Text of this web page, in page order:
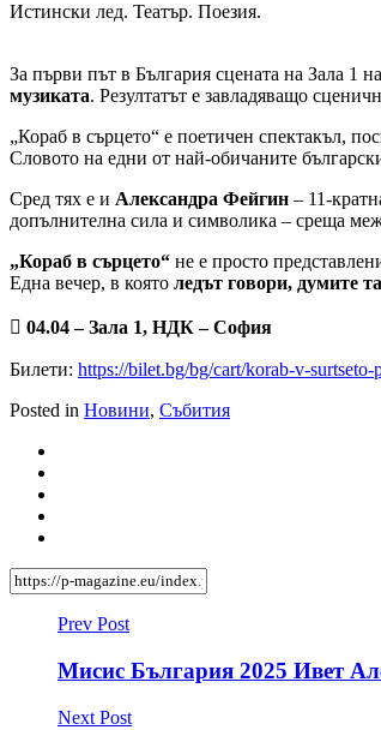
Истински лед. Театър. Поезия.
За първи път в България сцената на Зала 1
музиката. Резултатът е завладяващо
„Кораб в сърцето“ е поетичен спектакъл,
Словото на едни от най-обичаните
Сред тях е и Александра Фейгин – 11-
допълнителна сила и символика – среща
„Кораб в сърцето“ не е просто
Една вечер, в която ледът говори, думите
 04.04 – Зала 1, НДК – София
Билети: https://bilet.bg/bg/cart/korab-v-
Posted in Новини, Събития
Prev Post
Мисис България 2025 Ивет
Next Post